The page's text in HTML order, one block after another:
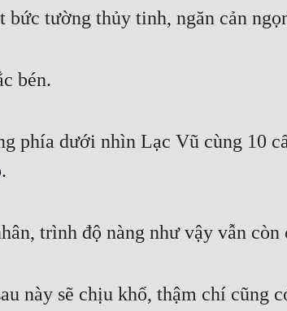
tường thủy tinh, ngăn cản
bén.
phía dưới nhìn Lạc Vũ cùng 10
trình độ nàng như vậy vẫn còn
này sẽ chịu khổ, thậm chí cũng